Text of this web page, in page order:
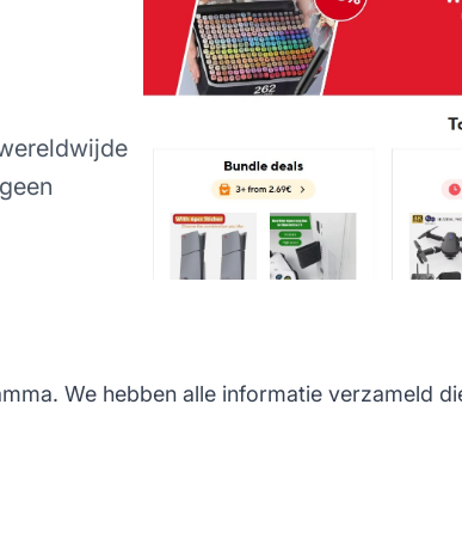
We hebben alle informatie verzameld